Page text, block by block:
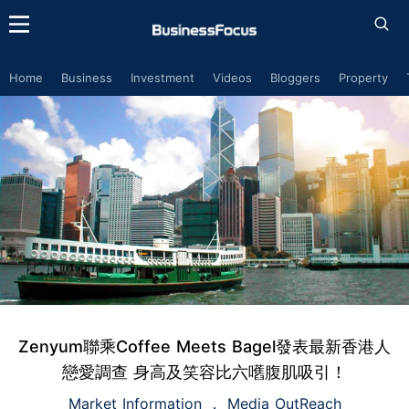
Home Business Investment Videos Bloggers Property
Zenyum聯乘Coffee Meets Bagel發表最新香港人
戀愛調查 身高及笑容比六嚿腹肌吸引！
Market Information Media OutReach